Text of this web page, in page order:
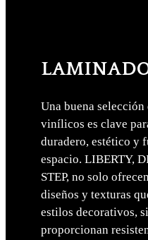
Una buena
vinílicos es clave
duradero, estético y
espacio. LIBERTY,
STEP, no solo
diseños y texturas
estilos decorativos,
proporcionan